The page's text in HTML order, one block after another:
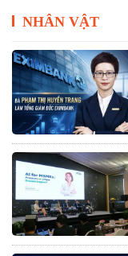
NHÂN VẬT